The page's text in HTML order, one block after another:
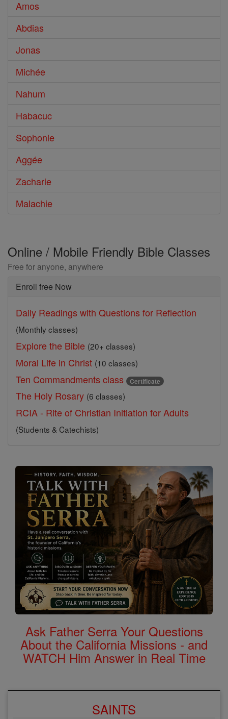
Amos
Abdias
Jonas
Michée
Nahum
Habacuc
Sophonie
Aggée
Zacharie
Malachie
Online / Mobile Friendly Bible Classes
Free for anyone, anywhere
Enroll free Now
Daily Readings with Questions for Reflection
(Monthly classes)
Explore the Bible (20+ classes)
Moral Life in Christ (10 classes)
Ten Commandments class Certificate
The Holy Rosary (6 classes)
RCIA - Rite of Christian Initiation for Adults
(Students & Catechists)
Ask Father Serra Your Questions
About the California Missions - and
WATCH Him Answer in Real Time
SAINTS